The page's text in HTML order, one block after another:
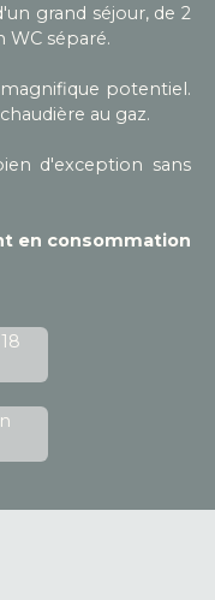
grand séjour, de 2
WC séparé.
potentiel.
au gaz.
d'exception sans
en consommation